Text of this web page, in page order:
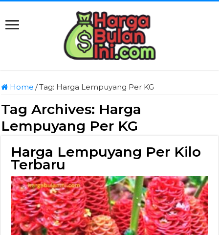
Home /Tag: Harga Lempuyang Per KG
Tag Archives: Harga
Lempuyang Per KG
Harga Lempuyang Per Kilo
Terbaru